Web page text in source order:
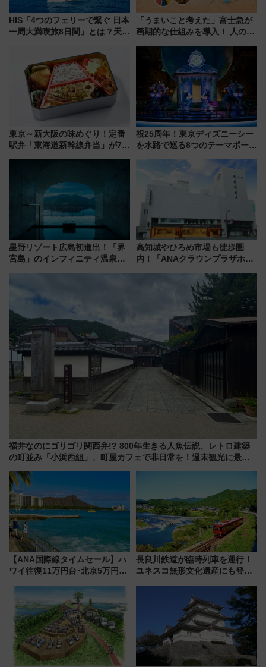
HIS「4つのフェリーで繋ぐ 日本
一周大満喫旅8日間」とは？天橋
の絶景＆限定グルメを網羅！煩
雑な手続きも不要でお手軽に楽
しめるプランが登場
「うまいこと考えた」富士急が
画期的な仕組みを導入！ 人のか
ん」始動
東京～新大阪の味めぐり！定番
駅弁「東海道新幹線弁当」が7月
祝25周年！東京ディズニーシー
を水路で巡る8つのテーマポート
星野リゾート広島初進出！「界
宮島」のインフィニティ温泉と
高知城やひろめ市場も徒歩圏
内！「ANAクラウンプラザホテ
福井なのにゴリゴリ関西弁!? 800年生きる人魚伝説、レトロ建築
の町並み「小浜西組」、町屋カフェで非日常を！週末観光に最適
【ANA国際線タイムセール】ハ
ワイ往復11万円台･北京5万円台
来春のGW旅行まで狙える激ア
ツ路線まとめ（8/10まで）
長良川鉄道が臨時列車を運行！
ユネスコ無形文化遺産にも登録